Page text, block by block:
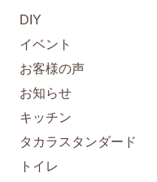
DIY
イベント
お客様の声
お知らせ
キッチン
タカラスタンダード
トイレ